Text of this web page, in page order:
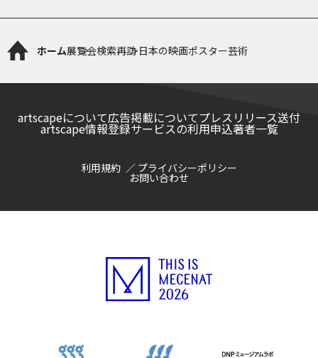
ホーム展覧会検索再訪 日本の映画ポスター芸術
artscapeについて広告掲載についてプレスリリース送付
artscape情報登録サービスの利用申込著者一覧
利用規約 プライバシーポリシー
お問い合わせ